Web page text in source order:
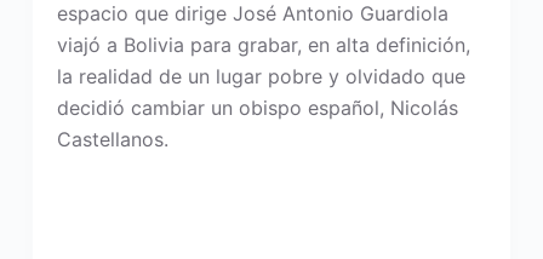
espacio que dirige José Antonio Guardiola
viajó a Bolivia para grabar, en alta definición,
la realidad de un lugar pobre y olvidado que
decidió cambiar un obispo español, Nicolás
Castellanos.